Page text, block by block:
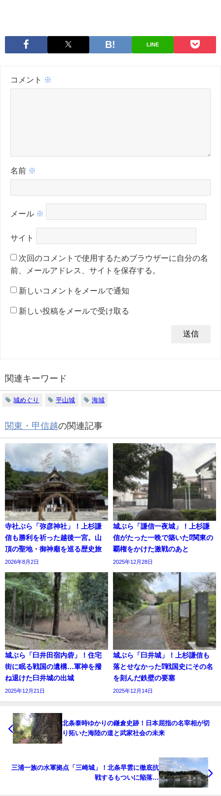
LINE
コメント ※
名前 ※
メール ※
サイト
次回のコメントで使用するためブラウザーに自分の名
前、メールアドレス、サイトを保存する。
新しいコメントをメールで通知
新しい投稿をメールで受け取る
関連キーワード
城めぐり 平山城 海城
関東・甲信越の関連記事
寺社ぶら「弥彦神社」！上杉謙
信も勝利を祈った越後一宮。山
頂の聖地・御神廟を巡る歴史旅
2026年8月2日
城ぶら「謙信一夜城」！上杉謙
信がたった一晩で築いた⁉関東の
覇権をかけた激戦のあと
2025年12月28日
城ぶら「臼井田宿内砦」！住宅
街に眠る戦国の遺構…軍神を撥
ね退けた臼井城の出城
2025年12月21日
城ぶら「臼井城」！上杉謙信も
落とせなかった⁉戦国史にその名
を刻んだ鉄壁の要塞
2025年12月14日
北条泰時ゆかりの鎌倉史跡！日本屈指の名宰相が切
り拓いた海陸の道と武家社会の未来
三浦一族の水軍拠点「三崎城」！北条早雲に徹底抗
戦するもついに陥落…